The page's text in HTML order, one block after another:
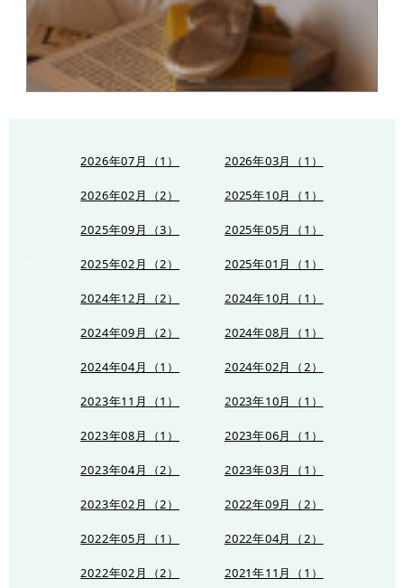
2026年07月（1） 2026年03月（1）
2026年02月（2） 2025年10月（1）
2025年09月（3） 2025年05月（1）
2025年02月（2） 2025年01月（1）
2024年12月（2） 2024年10月（1）
2024年09月（2） 2024年08月（1）
2024年04月（1） 2024年02月（2）
2023年11月（1） 2023年10月（1）
2023年08月（1） 2023年06月（1）
2023年04月（2） 2023年03月（1）
2023年02月（2） 2022年09月（2）
2022年05月（1） 2022年04月（2）
2022年02月（2） 2021年11月（1）